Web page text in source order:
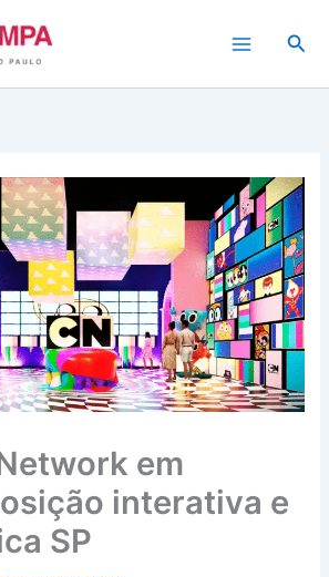
em
interativa e
SP